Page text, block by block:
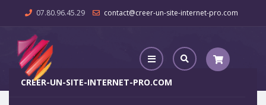
07.80.96.45.29 contact@creer-un-site-internet-pro.com
CREER-UN-SITE-INTERNET-PRO.COM